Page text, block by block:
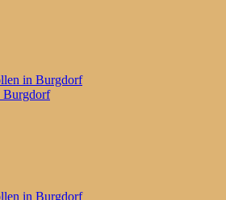
in Burgdorf
Burgdorf
in Burgdorf